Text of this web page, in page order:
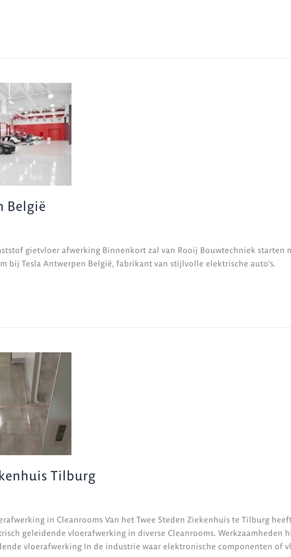
België
gietvloer afwerking Binnenkort zal van Rooij Bouwtechniek starten
bij Tesla Antwerpen België, fabrikant van stijlvolle elektrische auto’s.
Tilburg
in Cleanrooms Van het Twee Steden Ziekenhuis te Tilburg
geleidende vloerafwerking in diverse Cleanrooms. Werkzaamheden
vloerafwerking In de industrie waar elektronische componenten of